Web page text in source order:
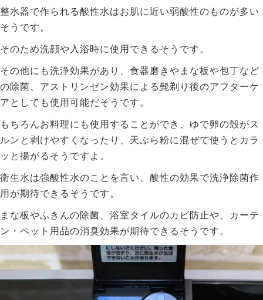
整水器で作られる酸性水はお肌に近い弱酸性のものが多い
そうです。
そのため洗顔や入浴時に使用できるそうです。
その他にも洗浄効果があり、食器磨きやまな板や包丁など
の除菌、アストリンゼン効果による髭剃り後のアフターケ
アとしても使用可能だそうです。
もちろんお料理にも使用することができ、ゆで卵の殻がス
ルンと剥けやすくなったり、天ぷら粉に混ぜて使うとカラ
ッと揚がるそうですよ。
衛生水は強酸性水のことを言い、酸性の効果で洗浄除菌作
用が期待できるそうです。
まな板やふきんの除菌、浴室タイルのカビ防止や、カーテ
ン・ペット用品の消臭効果が期待できるそうです。